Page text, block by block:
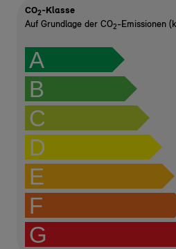
CO2-Klasse
Auf Grundlage der CO2-Emissionen
A
B
C
D
E
F
G